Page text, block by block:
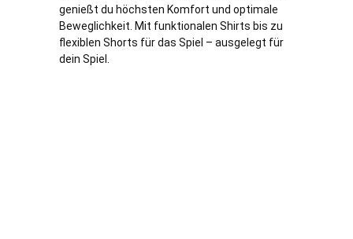
genießt du höchsten Komfort und optimale
Beweglichkeit. Mit funktionalen Shirts bis zu
flexiblen Shorts für das Spiel – ausgelegt für
dein Spiel.